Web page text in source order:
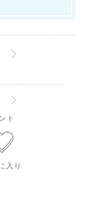
ト
入り